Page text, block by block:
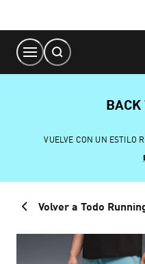
Content
BACK
VUELVE CON UN ESTILO
Volver a Todo